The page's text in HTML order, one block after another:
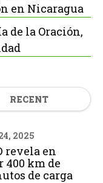
en Nicaragua
de la Oración,
RECENT
2025
revela en
400 km de
de carga